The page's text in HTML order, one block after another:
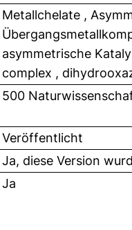
Metallchelate ,
asymmetrische
complex ,
500
Veröffentlicht
Ja, diese Version
Ja